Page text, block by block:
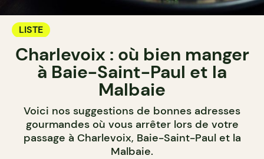
LISTE
Charlevoix : où bien manger
à Baie-Saint-Paul et la
Malbaie
Voici nos suggestions de bonnes adresses
gourmandes où vous arrêter lors de votre
passage à Charlevoix, Baie-Saint-Paul et la
Malbaie.